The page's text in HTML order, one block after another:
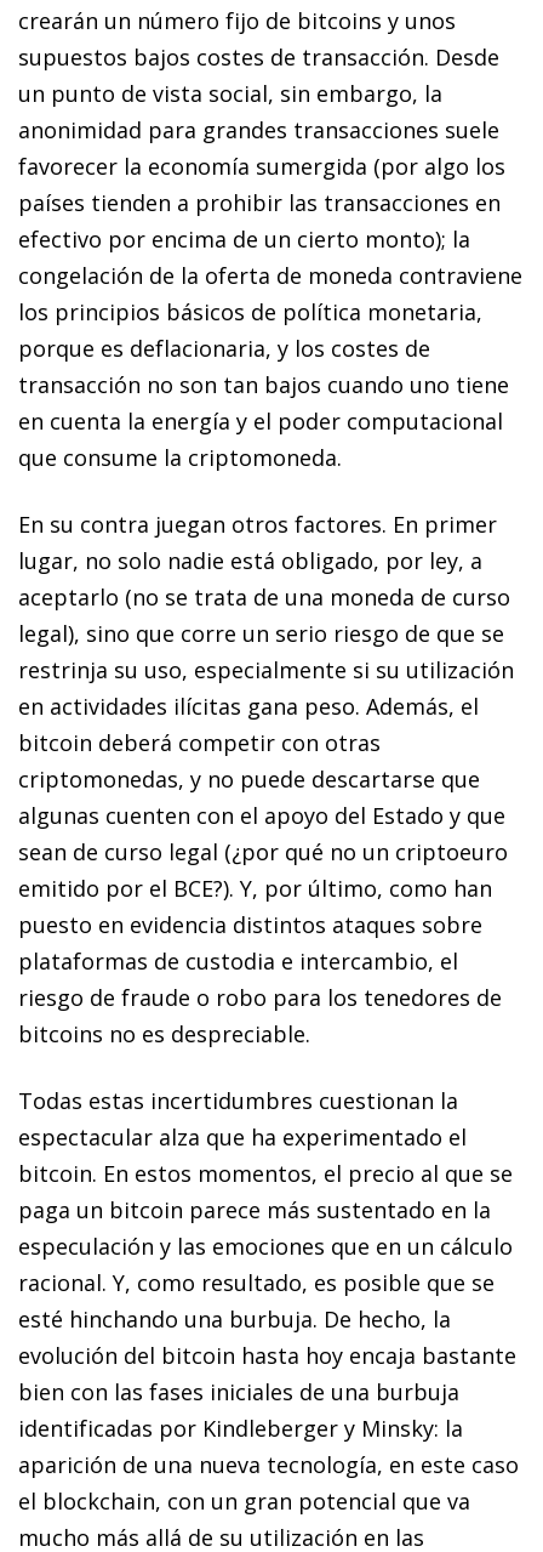
crearán un número fijo de bitcoins y unos
supuestos bajos costes de transacción. Desde
un punto de vista social, sin embargo, la
anonimidad para grandes transacciones suele
favorecer la economía sumergida (por algo los
países tienden a prohibir las transacciones en
efectivo por encima de un cierto monto); la
congelación de la oferta de moneda contraviene
los principios básicos de política monetaria,
porque es deflacionaria, y los costes de
transacción no son tan bajos cuando uno tiene
en cuenta la energía y el poder computacional
que consume la criptomoneda.
En su contra juegan otros factores. En primer
lugar, no solo nadie está obligado, por ley, a
aceptarlo (no se trata de una moneda de curso
legal), sino que corre un serio riesgo de que se
restrinja su uso, especialmente si su utilización
en actividades ilícitas gana peso. Además, el
bitcoin deberá competir con otras
criptomonedas, y no puede descartarse que
algunas cuenten con el apoyo del Estado y que
sean de curso legal (¿por qué no un criptoeuro
emitido por el BCE?). Y, por último, como han
puesto en evidencia distintos ataques sobre
plataformas de custodia e intercambio, el
riesgo de fraude o robo para los tenedores de
bitcoins no es despreciable.
Todas estas incertidumbres cuestionan la
espectacular alza que ha experimentado el
bitcoin. En estos momentos, el precio al que se
paga un bitcoin parece más sustentado en la
especulación y las emociones que en un cálculo
racional. Y, como resultado, es posible que se
esté hinchando una burbuja. De hecho, la
evolución del bitcoin hasta hoy encaja bastante
bien con las fases iniciales de una burbuja
identificadas por Kindleberger y Minsky: la
aparición de una nueva tecnología, en este caso
el blockchain, con un gran potencial que va
mucho más allá de su utilización en las